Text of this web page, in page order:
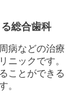
総合歯科
病などの治療
ニックです。
ことができる
。